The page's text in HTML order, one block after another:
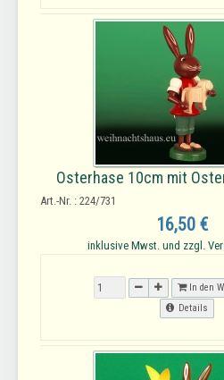
Osterhase 10cm mit
Art.-Nr. : 224/731
16,50 €
inklusive Mwst. und zzgl.
In den
Details